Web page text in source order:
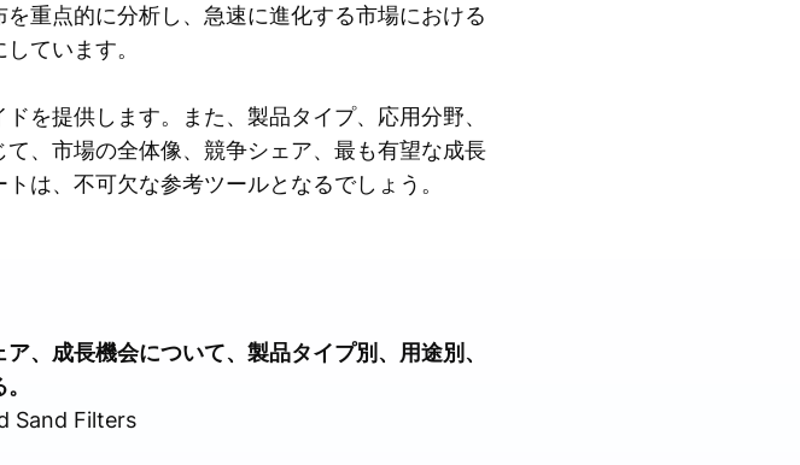
重点的に分析し、急速に進化する市場における
ています。
を提供します。また、製品タイプ、応用分野、
、市場の全体像、競争シェア、最も有望な成長
は、不可欠な参考ツールとなるでしょう。
、成長機会について、製品タイプ別、用途別、
Sand Filters